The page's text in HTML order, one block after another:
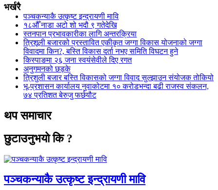
भर्खरै
पञ्चकन्याकै उत्कृष्ट इन्द्रायणी मावि
१८औँ नाडा अटो शो भदौ ९ गतेदेखि
स्तनपान प्रभावकारीका लागि अन्तरक्रिया
त्रिशूली बजारको प्रस्तावित एकीकृत जग्गा विकास योजनाको जग्गा
विवादमा किन?, बस्ति विकास दर्ता नभए समिति विघटन हुने
किस्पाङमा २६ जना स्वयंसेवीले दिए रगत
अनुगमनको छड्के
त्रिशुली बजार बस्ति विकासको जग्गा विवाद सुल्झाउन संयोजक तोकियो
भू-प्रशासन कार्यालय नुवाकोटमा १० करोडभन्दा बढी राजस्व संकलन,
७४ प्रतिशत बेरुजु फर्छयौट
थप समाचार
छुटाउनुभयो कि ?
पञ्चकन्याकै उत्कृष्ट इन्द्रायणी मावि